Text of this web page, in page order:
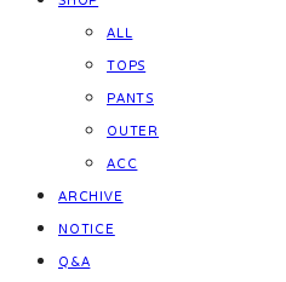
ALL
TOPS
PANTS
OUTER
ACC
ARCHIVE
NOTICE
Q&A